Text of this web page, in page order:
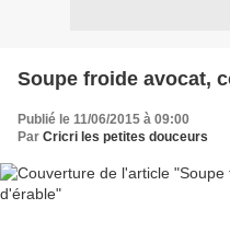
Soupe froide avocat,
Publié le 11/06/2015 à 09:00
Par Cricri les petites douceurs